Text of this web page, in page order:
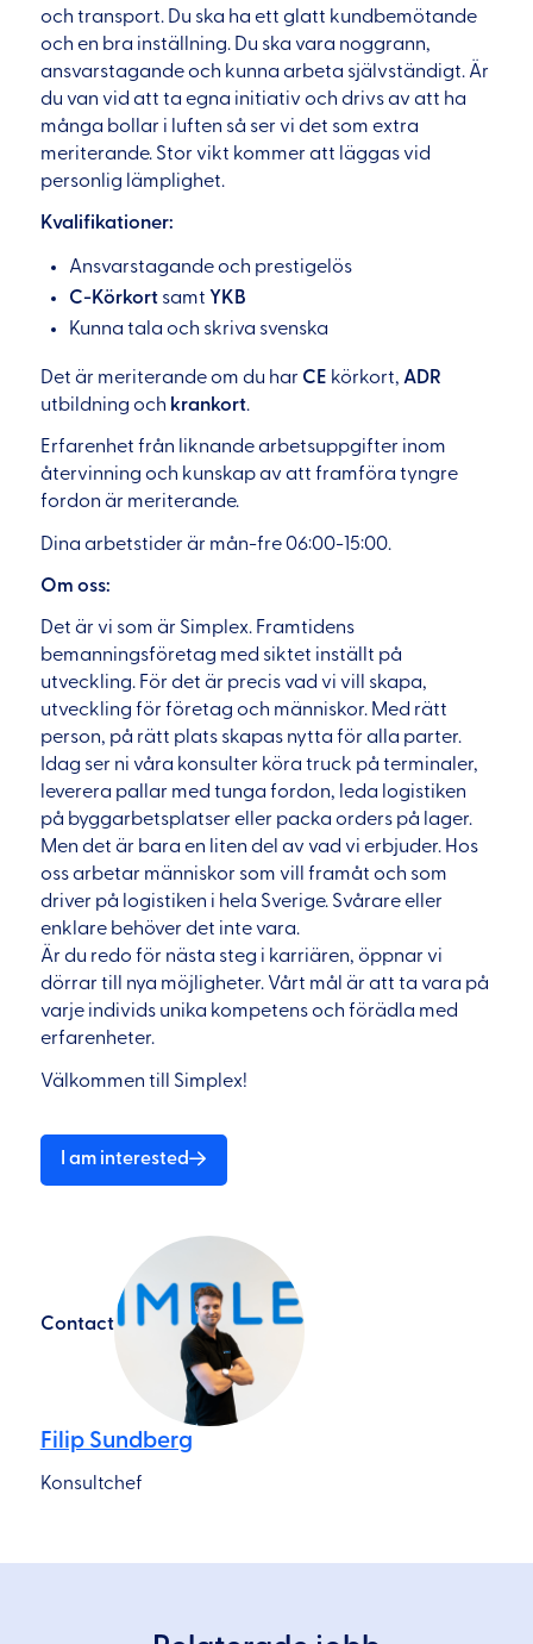
och transport. Du ska ha ett glatt kundbemötande
och en bra inställning. Du ska vara noggrann,
ansvarstagande och kunna arbeta självständigt. Är
du van vid att ta egna initiativ och drivs av att ha
många bollar i luften så ser vi det som extra
meriterande. Stor vikt kommer att läggas vid
personlig lämplighet.
Kvalifikationer:
Ansvarstagande och prestigelös
C-Körkort samt YKB
Kunna tala och skriva svenska
Det är meriterande om du har CE körkort, ADR
utbildning och krankort.
Erfarenhet från liknande arbetsuppgifter inom
återvinning och kunskap av att framföra tyngre
fordon är meriterande.
Dina arbetstider är mån-fre 06:00-15:00.
Om oss:
Det är vi som är Simplex. Framtidens
bemanningsföretag med siktet inställt på
utveckling. För det är precis vad vi vill skapa,
utveckling för företag och människor. Med rätt
person, på rätt plats skapas nytta för alla parter.
Idag ser ni våra konsulter köra truck på terminaler,
leverera pallar med tunga fordon, leda logistiken
på byggarbetsplatser eller packa orders på lager.
Men det är bara en liten del av vad vi erbjuder. Hos
oss arbetar människor som vill framåt och som
driver på logistiken i hela Sverige. Svårare eller
enklare behöver det inte vara.
Är du redo för nästa steg i karriären, öppnar vi
dörrar till nya möjligheter. Vårt mål är att ta vara på
varje individs unika kompetens och förädla med
erfarenheter.
Välkommen till Simplex!
I am interested
Contact
Filip Sundberg
Konsultchef